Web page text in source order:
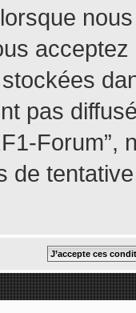
pas
de